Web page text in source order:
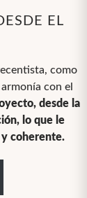
EL
como
con el
desde la
lo que le
coherente.